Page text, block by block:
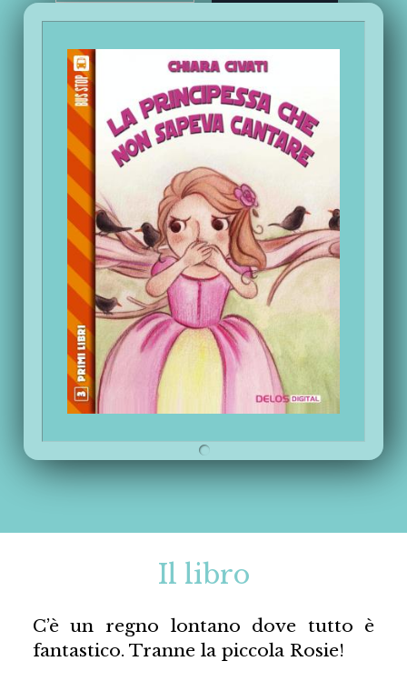
Il libro
C’è un regno lontano dove tutto è
fantastico. Tranne la piccola Rosie!